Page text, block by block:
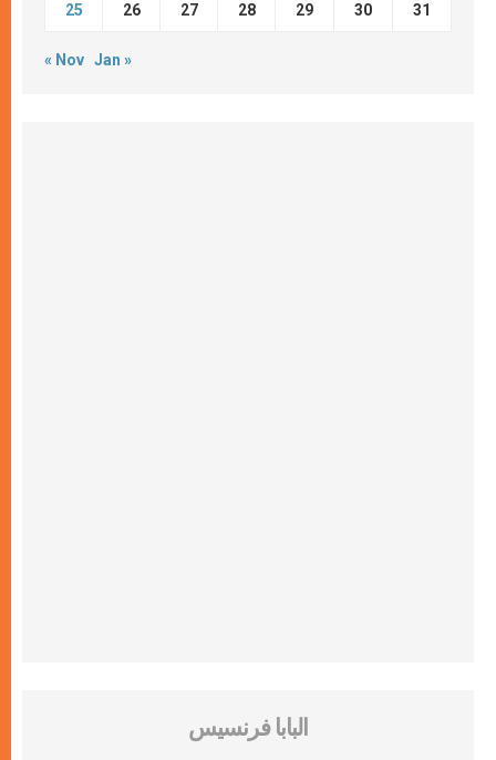
25 26 27 28 29 30 31
« Nov Jan »
البابا فرنسيس